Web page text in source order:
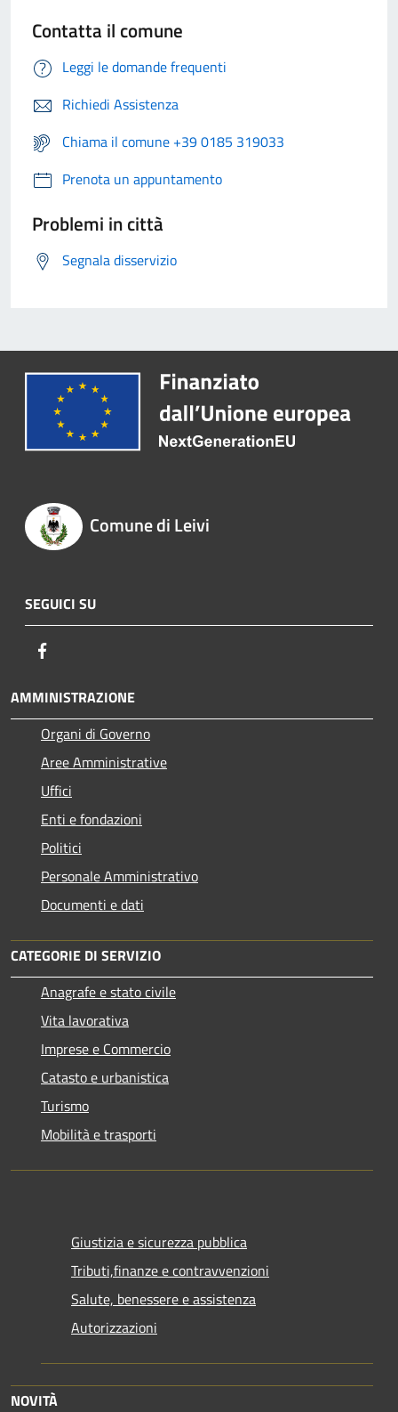
Contatta il comune
Leggi le domande frequenti
Richiedi Assistenza
Chiama il comune +39 0185 319033
Prenota un appuntamento
Problemi in città
Segnala disservizio
Comune di Leivi
SEGUICI SU
AMMINISTRAZIONE
Organi di Governo
Aree Amministrative
Uffici
Enti e fondazioni
Politici
Personale Amministrativo
Documenti e dati
CATEGORIE DI SERVIZIO
Anagrafe e stato civile
Vita lavorativa
Imprese e Commercio
Catasto e urbanistica
Turismo
Mobilità e trasporti
Giustizia e sicurezza pubblica
Tributi,finanze e contravvenzioni
Salute, benessere e assistenza
Autorizzazioni
NOVITÀ